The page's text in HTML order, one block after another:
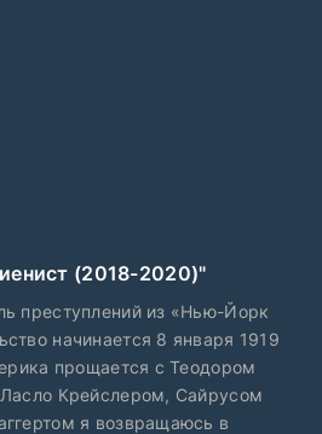
(2018-2020)"
преступлений из «Нью-Йорк
начинается 8 января 1919
прощается с Теодором
Крейслером, Сайрусом
я возвращаюсь в